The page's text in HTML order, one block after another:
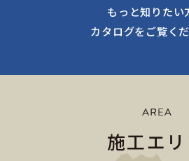
もっと知りたい
カタログをご覧く
施工エ